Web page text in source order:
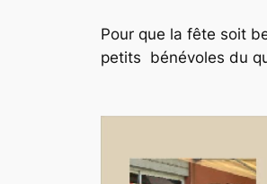
Pour que la fête soit
petits bénévoles du